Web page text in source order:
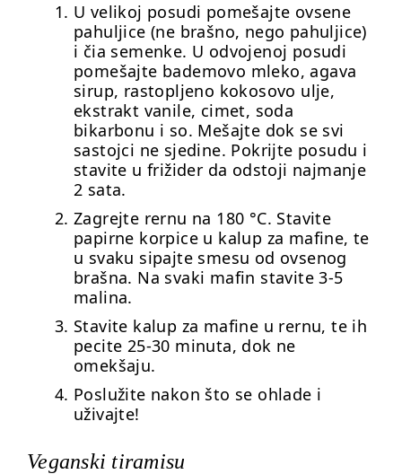
U velikoj posudi pomešajte ovsene
pahuljice (ne brašno, nego pahuljice)
i čia semenke. U odvojenoj posudi
pomešajte bademovo mleko, agava
sirup, rastopljeno kokosovo ulje,
ekstrakt vanile, cimet, soda
bikarbonu i so. Mešajte dok se svi
sastojci ne sjedine. Pokrijte posudu i
stavite u frižider da odstoji najmanje
2 sata.
Zagrejte rernu na 180 °C. Stavite
papirne korpice u kalup za mafine, te
u svaku sipajte smesu od ovsenog
brašna. Na svaki mafin stavite 3-5
malina.
Stavite kalup za mafine u rernu, te ih
pecite 25-30 minuta, dok ne
omekšaju.
Poslužite nakon što se ohlade i
uživajte!
Veganski tiramisu